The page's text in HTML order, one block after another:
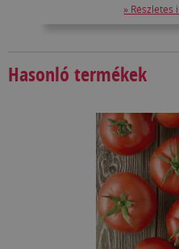
» Részletes
Hasonló termékek